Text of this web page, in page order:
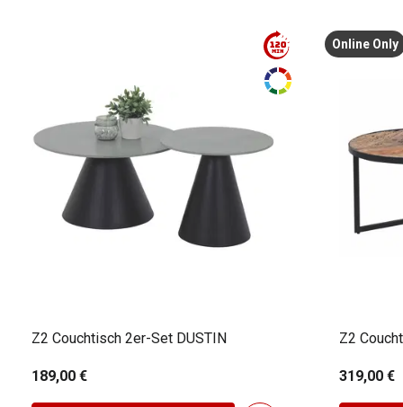
Z2 Couchtisch 2er-Set DUSTIN
189,00 €
Online Only
Z2
319,00 €